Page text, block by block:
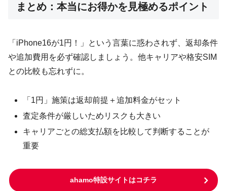
まとめ：本当にお得かを見極めるポイント
「iPhone16が1円！」という言葉に惑わされず、返却条件
や追加費用を必ず確認しましょう。他キャリアや格安SIM
との比較も忘れずに。
「1円」施策は返却前提＋追加料金がセット
査定条件が厳しいためリスクも大きい
キャリアごとの総支払額を比較して判断することが
重要
ahamo特設サイトはコチラ